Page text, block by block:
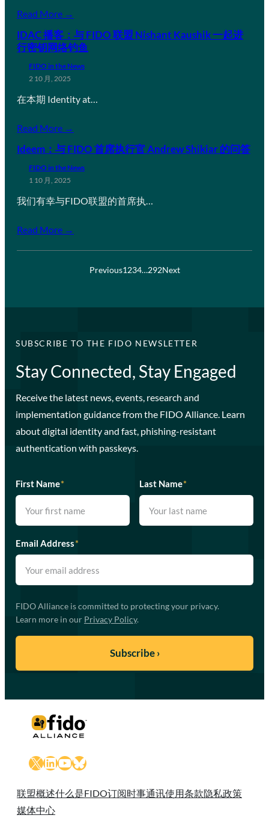
Read More →
IDAC 播客：与 FIDO 联盟 Nishant Kaushik 一起进
行密钥网络钓鱼
FIDO in the News
2 10 月, 2025
在本期 Identity at…
Read More →
Ideem：与 FIDO 首席执行官 Andrew Shikiar 的问答
FIDO in the News
1 10 月, 2025
我们有幸与FIDO联盟的首席执…
Read More →
Previous1234…292Next
SUBSCRIBE TO THE FIDO NEWSLETTER
Stay Connected, Stay Engaged
Receive the latest news, events, research and
implementation guidance from the FIDO Alliance. Learn
about digital identity and fast, phishing-resistant
authentication with passkeys.
First Name* Last Name*
Email Address*
FIDO Alliance is committed to protecting your privacy.
Learn more in our Privacy Policy.
X LinkedIn
YouTube
Bluesky
联盟概述什么是FIDO订阅时事通讯使用条款隐私政策
媒体中心